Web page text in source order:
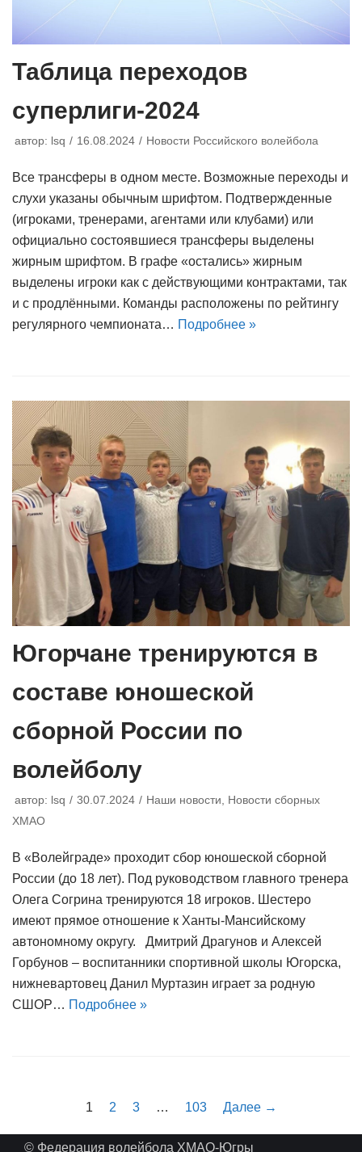
Таблица переходов
суперлиги-2024
автор: lsq 16.08.2024 Новости Российского волейбола
Все трансферы в одном месте. Возможные переходы и
слухи указаны обычным шрифтом. Подтвержденные
(игроками, тренерами, агентами или клубами) или
официально состоявшиеся трансферы выделены
жирным шрифтом. В графе «остались» жирным
выделены игроки как с действующими контрактами, так
и с продлёнными. Команды расположены по рейтингу
регулярного чемпионата… Подробнее »
Югорчане тренируются в
составе юношеской
сборной России по
волейболу
автор: lsq 30.07.2024 Наши новости
Новости сборных
ХМАО
В «Волейграде» проходит сбор юношеской сборной
России (до 18 лет). Под руководством главного тренера
Олега Согрина тренируются 18 игроков. Шестеро
имеют прямое отношение к Ханты-Мансийскому
автономному округу. Дмитрий Драгунов и Алексей
Горбунов – воспитанники спортивной школы Югорска,
нижневартовец Данил Муртазин играет за родную
СШОР… Подробнее »
1 2 3 … 103 Далее →
© Федерация волейбола ХМАО-Югры